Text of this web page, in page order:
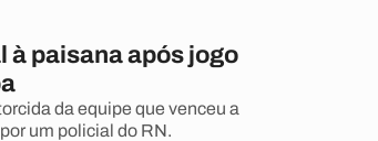
à paisana após jogo
da equipe que venceu a
um policial do RN.